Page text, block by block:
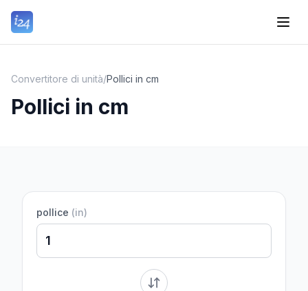
Convertitore di unità/Pollici in cm
Pollici in cm
pollice (in)